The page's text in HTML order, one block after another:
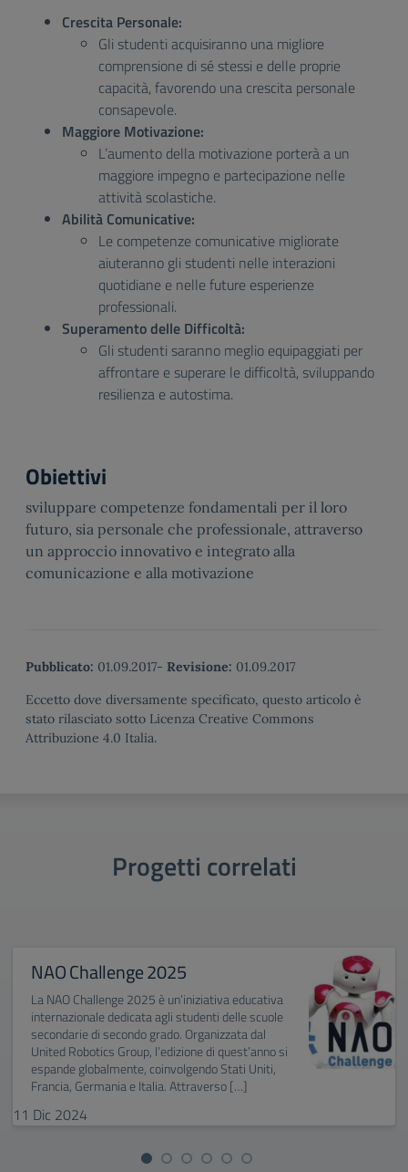
Crescita Personale:
Gli studenti acquisiranno una migliore
comprensione di sé stessi e delle proprie
capacità, favorendo una crescita personale
consapevole.
Maggiore Motivazione:
L’aumento della motivazione porterà a un
maggiore impegno e partecipazione nelle
attività scolastiche.
Abilità Comunicative:
Le competenze comunicative migliorate
aiuteranno gli studenti nelle interazioni
quotidiane e nelle future esperienze
professionali.
Superamento delle Difficoltà:
Gli studenti saranno meglio equipaggiati per
affrontare e superare le difficoltà, sviluppando
resilienza e autostima.
Obiettivi
sviluppare competenze fondamentali per il loro
futuro, sia personale che professionale, attraverso
un approccio innovativo e integrato alla
comunicazione e alla motivazione
Pubblicato: 01.09.2017- Revisione: 01.09.2017
Eccetto dove diversamente specificato, questo articolo è
stato rilasciato sotto Licenza Creative Commons
Attribuzione 4.0 Italia.
Progetti correlati
NAO Challenge 2025
La NAO Challenge 2025 è un’iniziativa educativa
internazionale dedicata agli studenti delle scuole
secondarie di secondo grado. Organizzata dal
United Robotics Group, l’edizione di quest’anno si
espande globalmente, coinvolgendo Stati Uniti,
Francia, Germania e Italia. Attraverso […]
11 Dic 2024